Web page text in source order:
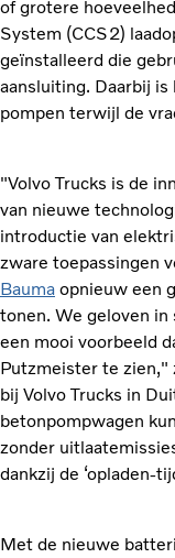
of grotere
System (CCS2)
geïnstalleerd die
aansluiting. Daarbij
pompen terwijl de
"Volvo Trucks is de
van nieuwe
introductie van
zware toepassingen
Bauma opnieuw een
tonen. We geloven
een mooi voorbeeld
Putzmeister te
bij Volvo Trucks in
betonpompwagen
zonder
dankzij de ‘opladen-
Met de nieuwe